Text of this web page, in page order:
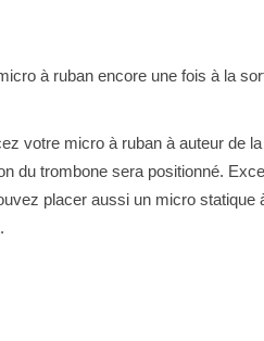
à ruban encore une fois à la
votre micro à ruban à auteur de
du trombone sera positionné.
placer aussi un micro statique